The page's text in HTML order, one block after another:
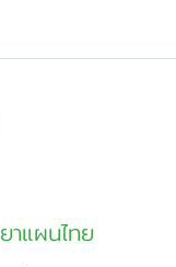
ยาแผนไทย